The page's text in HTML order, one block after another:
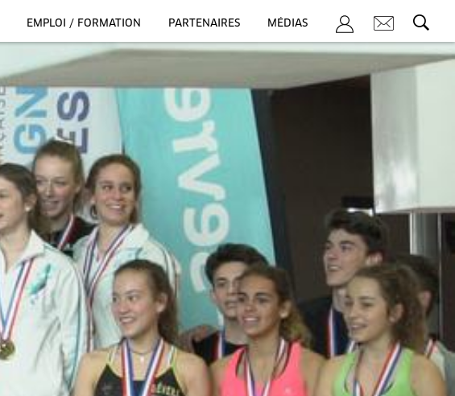
EMPLOI / FORMATION PARTENAIRES MÉDIAS